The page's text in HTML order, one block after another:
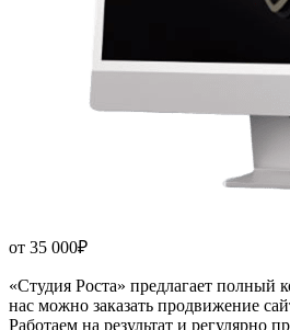
от 35 000₽
«Студия Роста» предлагает полный
нас можно заказать продвижение
Работаем на результат и регулярно